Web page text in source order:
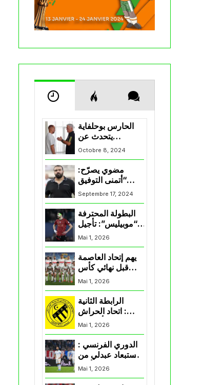
الحارس بوحلفاية
يتحدث عن
طموحاته مع
المنتخب و شباب
قسنطينة
Octobre 8, 2024
مضوي يصرّح:
“أتمنى التوفيق
لممثلي الكرة
الجزائرية في
Septembre 17, 2024
البطولة المحترفة
“موبيليس”: تأجيل
مباراة إتحاد
العاصمة وأتلتيك
بارادو
Mai 1, 2026
يهم إتحاد العاصمة
قبل نهائي كأس
اكاف : الزمالك
يسقط بثلاثية أمام
Mai 1, 2026
الرابطة الثانية
: اتحاد الحراش
يحسم التأهل إلى
“البلاي أوف”
Mai 1, 2026
الدوري الفرنسي :
استبعاد عبدلي من
قائمة مرسيليا أمام
Mai 1, 2026